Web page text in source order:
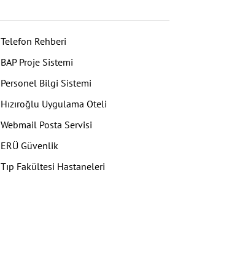
Telefon Rehberi
BAP Proje Sistemi
Personel Bilgi Sistemi
Hızıroğlu Uygulama Oteli
Webmail Posta Servisi
ERÜ Güvenlik
Tıp Fakültesi Hastaneleri